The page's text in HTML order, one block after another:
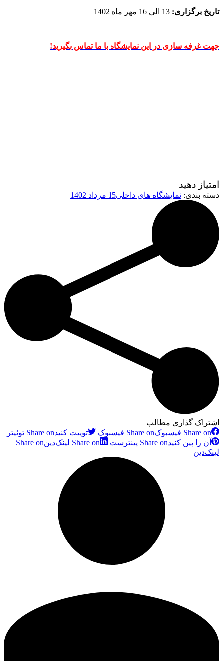
تاریخ برگزاری:
جهت غرفه سازی در این نمایشگاه با ما تماس بگیرید!
امتیاز دهید
دسته بندی: نمایشگاه های داخلی15 مرداد 1402
اشتراک گذاری مطالب
Share on فیسبوک
Share on فیسبوک توییت کنیدShare on توئیتر
آن را پین کنیدShare on پینترست Share on لینک‌دین
Share on
لینک‌دین